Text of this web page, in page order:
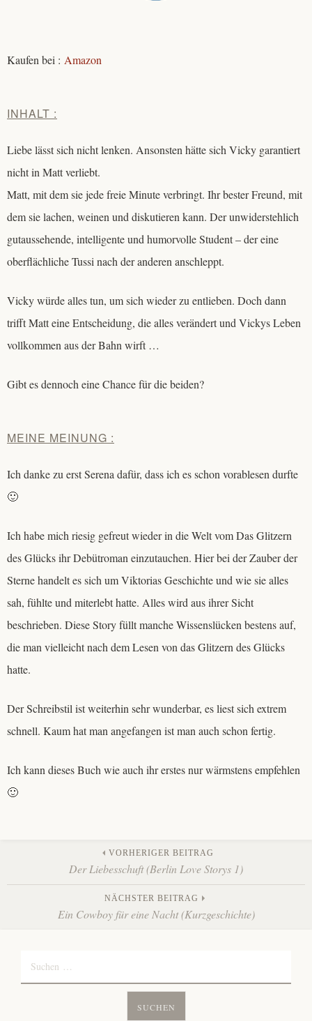
Kaufen bei : Amazon
INHALT :
Liebe lässt sich nicht lenken. Ansonsten hätte sich Vicky garantiert
nicht in Matt verliebt.
Matt, mit dem sie jede freie Minute verbringt. Ihr bester Freund, mit
dem sie lachen, weinen und diskutieren kann. Der unwiderstehlich
gutaussehende, intelligente und humorvolle Student – der eine
oberflächliche Tussi nach der anderen anschleppt.
Vicky würde alles tun, um sich wieder zu entlieben. Doch dann
trifft Matt eine Entscheidung, die alles verändert und Vickys Leben
vollkommen aus der Bahn wirft …
Gibt es dennoch eine Chance für die beiden?
MEINE MEINUNG :
Ich danke zu erst Serena dafür, dass ich es schon vorablesen durfte
🙂
Ich habe mich riesig gefreut wieder in die Welt vom Das Glitzern
des Glücks ihr Debütroman einzutauchen. Hier bei der Zauber der
Sterne handelt es sich um Viktorias Geschichte und wie sie alles
sah, fühlte und miterlebt hatte. Alles wird aus ihrer Sicht
beschrieben. Diese Story füllt manche Wissenslücken bestens auf,
die man vielleicht nach dem Lesen von das Glitzern des Glücks
hatte.
Der Schreibstil ist weiterhin sehr wunderbar, es liest sich extrem
schnell. Kaum hat man angefangen ist man auch schon fertig.
Ich kann dieses Buch wie auch ihr erstes nur wärmstens empfehlen
🙂
Beitrags-
Navigation
VORHERIGER BEITRAG
Der Liebesschuft (Berlin Love Storys 1)
NÄCHSTER BEITRAG
Ein Cowboy für eine Nacht (Kurzgeschichte)